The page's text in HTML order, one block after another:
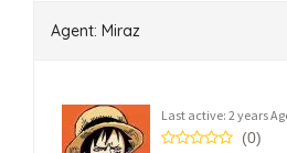
Agent: Miraz
Last active: 2 years
(0)